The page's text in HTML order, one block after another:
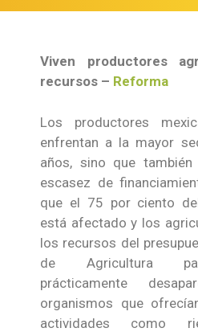
Viven productores
recursos – Reforma
Los productores
enfrentan a la mayor
años, sino que
escasez de
que el 75 por ciento
está afectado y los
los recursos del
de Agricultura
prácticamente
organismos que
actividades como